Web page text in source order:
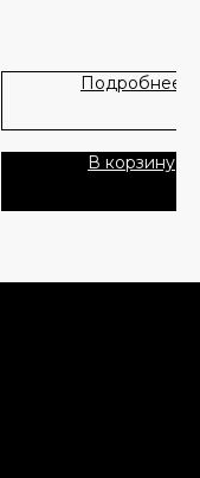
Подробнее
В корзину